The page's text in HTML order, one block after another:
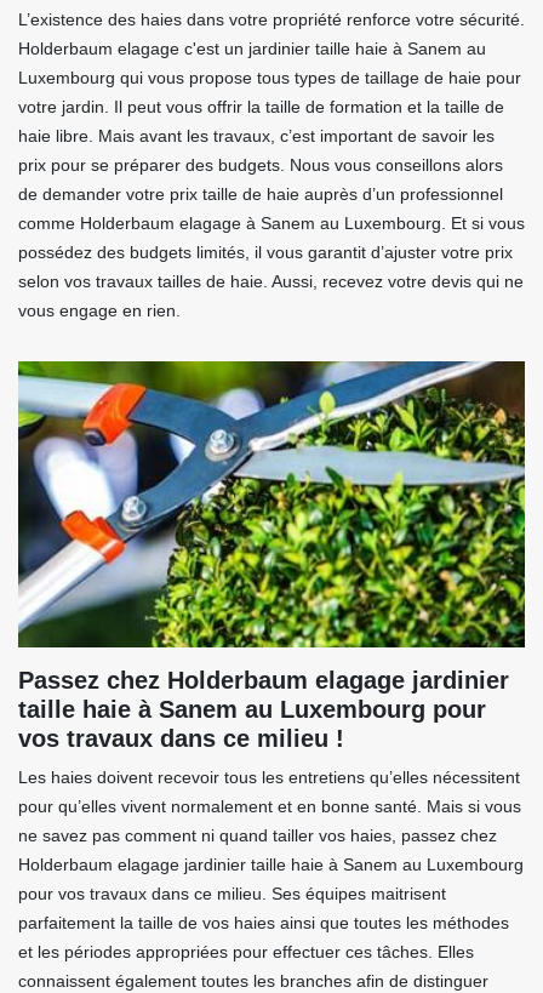
L’existence des haies dans votre propriété renforce votre sécurité.
Holderbaum elagage c'est un jardinier taille haie à Sanem au
Luxembourg qui vous propose tous types de taillage de haie pour
votre jardin. Il peut vous offrir la taille de formation et la taille de
haie libre. Mais avant les travaux, c’est important de savoir les
prix pour se préparer des budgets. Nous vous conseillons alors
de demander votre prix taille de haie auprès d’un professionnel
comme Holderbaum elagage à Sanem au Luxembourg. Et si vous
possédez des budgets limités, il vous garantit d’ajuster votre prix
selon vos travaux tailles de haie. Aussi, recevez votre devis qui ne
vous engage en rien.
Passez chez Holderbaum elagage jardinier
taille haie à Sanem au Luxembourg pour
vos travaux dans ce milieu !
Les haies doivent recevoir tous les entretiens qu’elles nécessitent
pour qu’elles vivent normalement et en bonne santé. Mais si vous
ne savez pas comment ni quand tailler vos haies, passez chez
Holderbaum elagage jardinier taille haie à Sanem au Luxembourg
pour vos travaux dans ce milieu. Ses équipes maitrisent
parfaitement la taille de vos haies ainsi que toutes les méthodes
et les périodes appropriées pour effectuer ces tâches. Elles
connaissent également toutes les branches afin de distinguer